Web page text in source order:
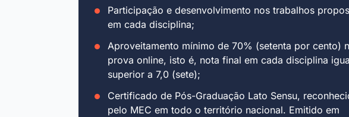
Participação e desenvolvimento nos trabalhos
em cada disciplina;
Aproveitamento mínimo de 70% (setenta por cento)
prova online, isto é, nota final em cada disciplina
superior a 7,0 (sete);
Certificado de Pós-Graduação Lato Sensu,
pelo MEC em todo o território nacional. Emitido em